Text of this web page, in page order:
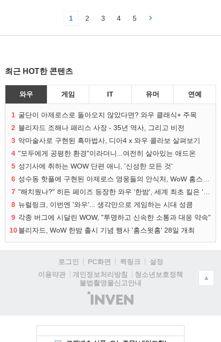
1 2 3 4 5
최근 HOT한 콘텐츠
와우 게임 IT 유머 연예
1 굴단이 아제로스로 돌아오지 않았다면? 와우 클래식+ 주목
2 블리자드 조해나 패리스 사장 - 35년 역사, 그리고 비전
3 악마술사로 구현된 흑마법사, 디아4 x 와우 콜라보 살펴보기
4 "모두에게 공평한 환경"이라더니...여전히 살아있는 애드온
5 성기사에 취하는 WOW 단편 애니, '신성한 모든 것'
6
7
8 뉴럴링크, 이번엔 '와우'... 생각만으로 게임하는 시대 성큼
9 각종 버그에 시달린 WOW, "투명하고 신속한 소통과 대응 약속"
10블리자드, WoW 한밤 출시 기념 행사 '홈스윗홈' 28일 개최
로그인 PC화면 퀵링크
설정
이용약관
개인정보처리방침
청소년보호정책
불법촬영물신고안내
(주)
인
▲